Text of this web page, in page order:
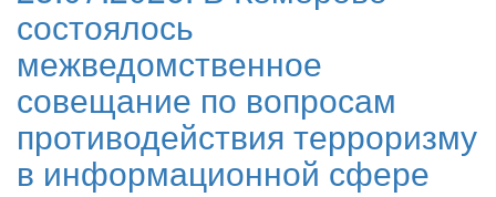
состоялось
межведомственное
совещание по вопросам
противодействия терроризму
в информационной сфере